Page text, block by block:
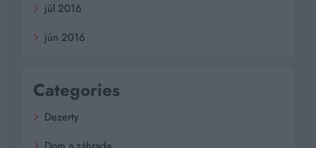
júl 2016
jún 2016
Categories
Dezerty